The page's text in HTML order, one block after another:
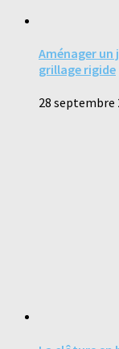
Aménager un
grillage rigide
28 septembre